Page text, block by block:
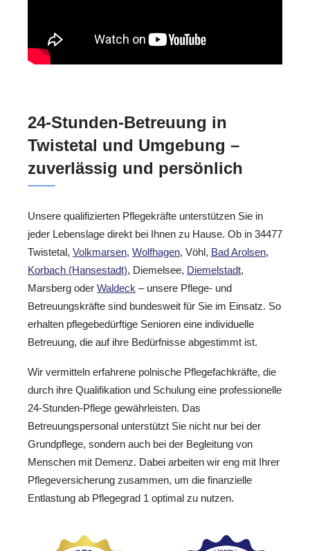
24-Stunden-Betreuung in
Twistetal und Umgebung –
zuverlässig und persönlich
Unsere qualifizierten Pflegekräfte unterstützen Sie in
jeder Lebenslage direkt bei Ihnen zu Hause. Ob in 34477
Twistetal, Volkmarsen, Wolfhagen, Vöhl, Bad Arolsen,
Korbach (Hansestadt), Diemelsee, Diemelstadt,
Marsberg oder Waldeck – unsere Pflege- und
Betreuungskräfte sind bundesweit für Sie im Einsatz. So
erhalten pflegebedürftige Senioren eine individuelle
Betreuung, die auf ihre Bedürfnisse abgestimmt ist.
Wir vermitteln erfahrene polnische Pflegefachkräfte, die
durch ihre Qualifikation und Schulung eine professionelle
24-Stunden-Pflege gewährleisten. Das
Betreuungspersonal unterstützt Sie nicht nur bei der
Grundpflege, sondern auch bei der Begleitung von
Menschen mit Demenz. Dabei arbeiten wir eng mit Ihrer
Pflegeversicherung zusammen, um die finanzielle
Entlastung ab Pflegegrad 1 optimal zu nutzen.